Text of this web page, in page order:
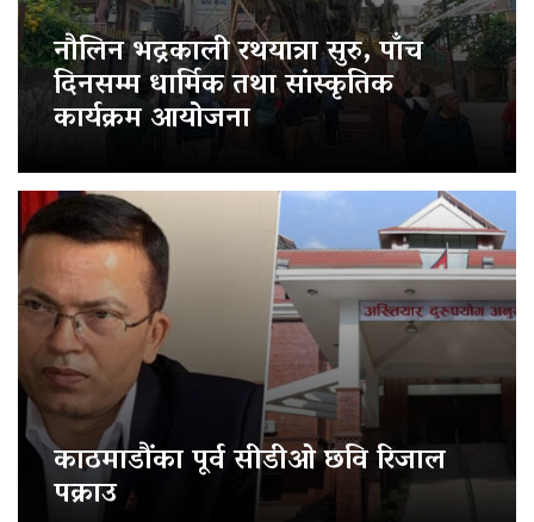
नौलिन भद्रकाली रथयात्रा सुरु, पाँच
दिनसम्म धार्मिक तथा सांस्कृतिक
कार्यक्रम आयोजना
काठमाडौंका पूर्व सीडीओ छवि रिजाल
पक्राउ